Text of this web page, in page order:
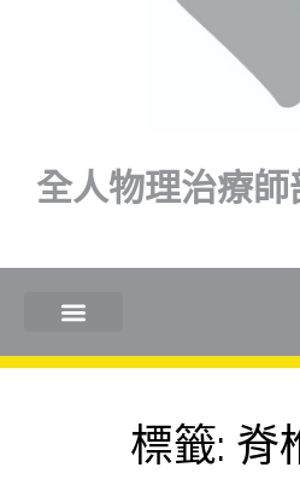
全人物理治療師
標籤: 脊